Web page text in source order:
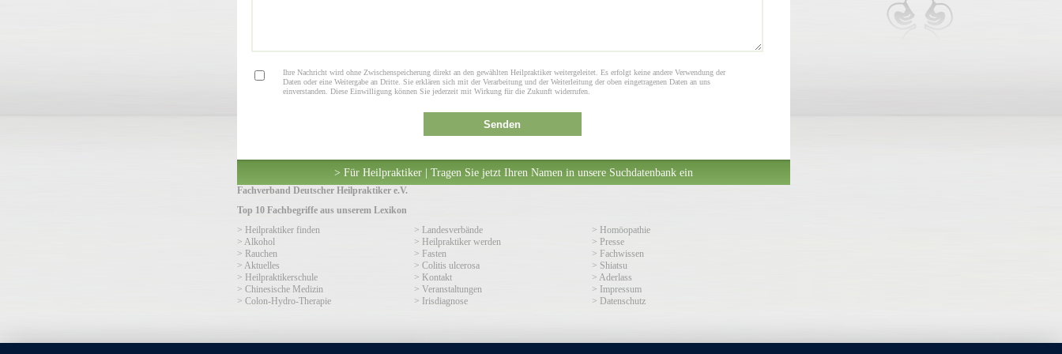
Ihre Nachricht wird ohne Zwischenspeicherung direkt an den gewählten Heilpraktiker weitergeleitet. Es erfolgt keine andere Verwendung der
Daten oder eine Weitergabe an Dritte. Sie erklären sich mit der Verarbeitung und der Weiterleitung der oben eingetragenen Daten an uns
einverstanden. Diese Einwilligung können Sie jederzeit mit Wirkung für die Zukunft widerrufen.
Senden
> Für Heilpraktiker | Tragen Sie jetzt Ihren Namen in unsere Suchdatenbank ein
Fachverband Deutscher Heilpraktiker e.V.
Top 10 Fachbegriffe aus unserem Lexikon
> Heilpraktiker finden
> Landesverbände
> Homöopathie
> Alkohol
> Heilpraktiker werden
> Presse
> Rauchen
> Fasten
> Fachwissen
> Aktuelles
> Colitis ulcerosa
> Shiatsu
> Heilpraktikerschule
> Kontakt
> Aderlass
> Chinesische Medizin
> Veranstaltungen
> Impressum
> Colon-Hydro-Therapie
> Irisdiagnose > Datenschutz